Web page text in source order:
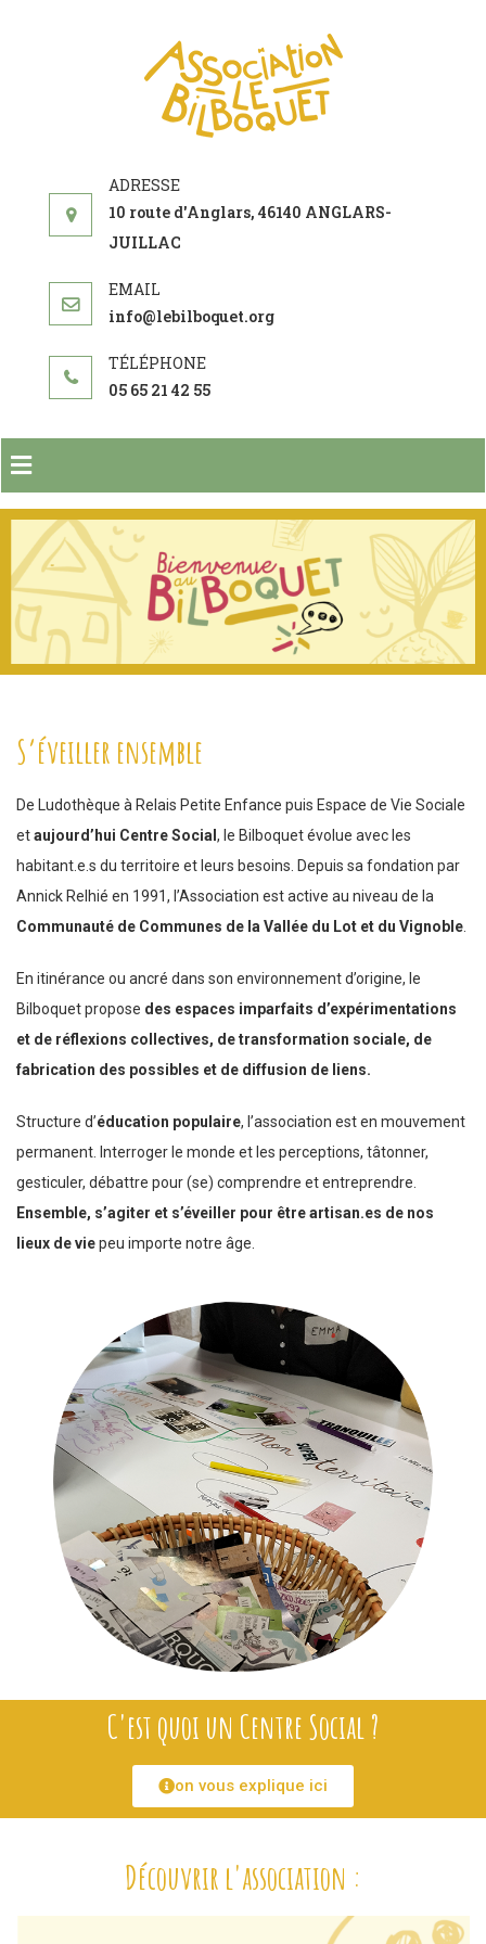
10 route d'Anglars, 46140 ANGLARS-
JUILLAC
info@lebilboquet.org
05 65 21 42 55
S’éveiller ensemble
De Ludothèque à Relais Petite Enfance puis Espace de Vie Sociale
etaujourd’hui Centre Social, le Bilboquet évolue avec les
habitant.e.s du territoire et leurs besoins. Depuis sa fondation par
Annick Relhié en 1991, l’Association est active au niveau de la
Communauté de Communes de la Vallée du Lot et du Vignoble.
En itinérance ou ancré dans son environnement d’origine, le
Bilboquet propose des espaces imparfaits d’expérimentations
et de réflexions collectives, de transformation sociale, de
fabrication des possibles et de diffusion de liens.
Structure d’éducation populaire, l’association est en mouvement
permanent. Interroger le monde et les perceptions, tâtonner,
gesticuler, débattre pour (se) comprendre et entreprendre.
Ensemble, s’agiter et s’éveiller pour être artisan.es de nos
lieux de viepeu importe notre âge.
C'est quoi un Centre Social ?
on vous explique ici
Découvrir l'association :